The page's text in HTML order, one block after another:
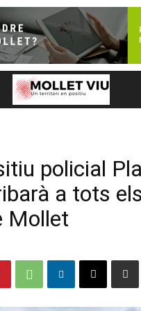
policial
a tots els
Mollet